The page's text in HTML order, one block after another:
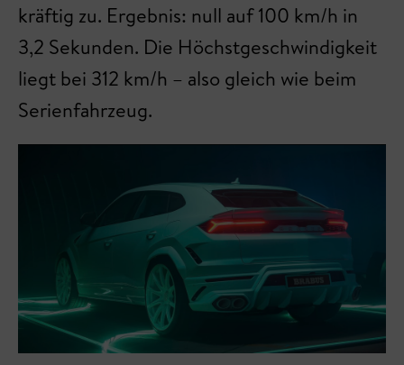
kräftig zu. Ergebnis: null auf 100 km/h in
3,2 Sekunden. Die Höchstgeschwindigkeit
liegt bei 312 km/h – also gleich wie beim
Serienfahrzeug.